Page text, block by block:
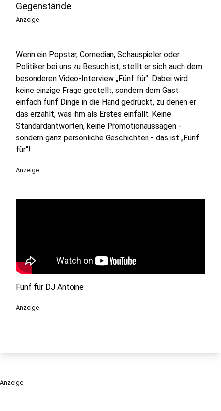
Gegenstände
Anzeige
Wenn ein Popstar, Comedian, Schauspieler oder
Politiker bei uns zu Besuch ist, stellt er sich auch dem
besonderen Video-Interview „Fünf für". Dabei wird
keine einzige Frage gestellt, sondern dem Gast
einfach fünf Dinge in die Hand gedrückt, zu denen er
das erzählt, was ihm als Erstes einfällt. Keine
Standardantworten, keine Promotionaussagen -
sondern ganz persönliche Geschichten - das ist „Fünf
für"!
Anzeige
Fünf für DJ Antoine
Anzeige
Anzeige